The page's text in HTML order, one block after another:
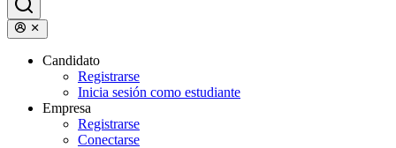
Candidato
Registrarse
Inicia sesión como estudiante
Empresa
Registrarse
Conectarse